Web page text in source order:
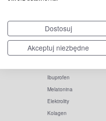
Dostosuj
Akceptuj niezbędne
Witamina C
Krople do oczu
Tran
Ibuprofen
Melatonina
Elektrolity
Kolagen